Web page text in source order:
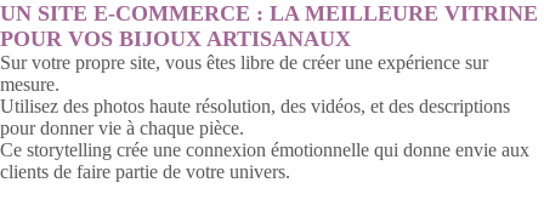
UN SITE E-COMMERCE : LA MEILLEURE VITRINE
POUR VOS BIJOUX ARTISANAUX
Sur votre propre site, vous êtes libre de créer une expérience sur
mesure.
Utilisez des photos haute résolution, des vidéos, et des descriptions
pour donner vie à chaque pièce.
Ce storytelling crée une connexion émotionnelle qui donne envie aux
clients de faire partie de votre univers.